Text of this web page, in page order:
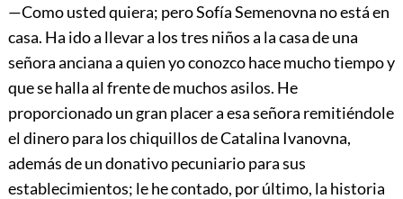
—Como usted quiera; pero Sofía Semenovna no está en
casa. Ha ido a llevar a los tres niños a la casa de una
señora anciana a quien yo conozco hace mucho tiempo y
que se halla al frente de muchos asilos. He
proporcionado un gran placer a esa señora remitiéndole
el dinero para los chiquillos de Catalina Ivanovna,
además de un donativo pecuniario para sus
establecimientos; le he contado, por último, la historia